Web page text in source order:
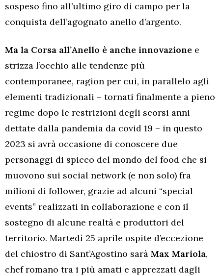
sospeso fino all’ultimo giro di campo per la
conquista dell’agognato anello d’argento.
Ma la Corsa all’Anello è anche innovazione e
strizza l’occhio alle tendenze più
contemporanee, ragion per cui, in parallelo agli
elementi tradizionali – tornati finalmente a pieno
regime dopo le restrizioni degli scorsi anni
dettate dalla pandemia da covid 19 – in questo
2023 si avrà occasione di conoscere due
personaggi di spicco del mondo del food che si
muovono sui social network (e non solo) fra
milioni di follower, grazie ad alcuni “special
events” realizzati in collaborazione e con il
sostegno di alcune realtà e produttori del
territorio. Martedì 25 aprile ospite d’eccezione
del chiostro di Sant’Agostino sarà Max Mariola,
chef romano tra i più amati e apprezzati dagli